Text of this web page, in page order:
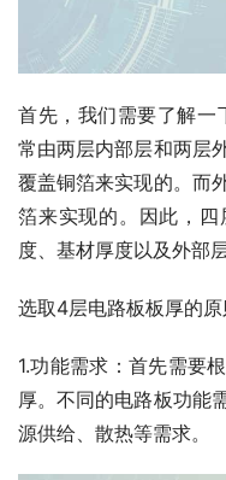
首先，我们需要了解一
常由两层内部层和两层
覆盖铜箔来实现的。而
箔来实现的。因此，
度、基材厚度以及外部
选取4层电路板板厚的原
1.功能需求：首先需要
厚。不同的电路板功能
源供给、散热等需求。